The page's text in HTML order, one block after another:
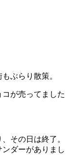
ぶらり散策。
が売ってました
その日は終了。
ダーがありまし